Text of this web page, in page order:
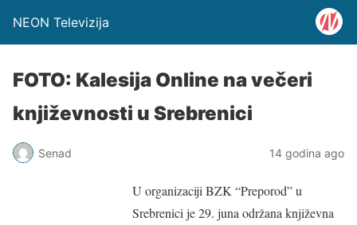
NEON Televizija
FOTO: Kalesija Online na večeri
književnosti u Srebrenici
Senad 14 godina ago
U organizaciji BZK “Preporod” u
Srebrenici je 29. juna održana književna